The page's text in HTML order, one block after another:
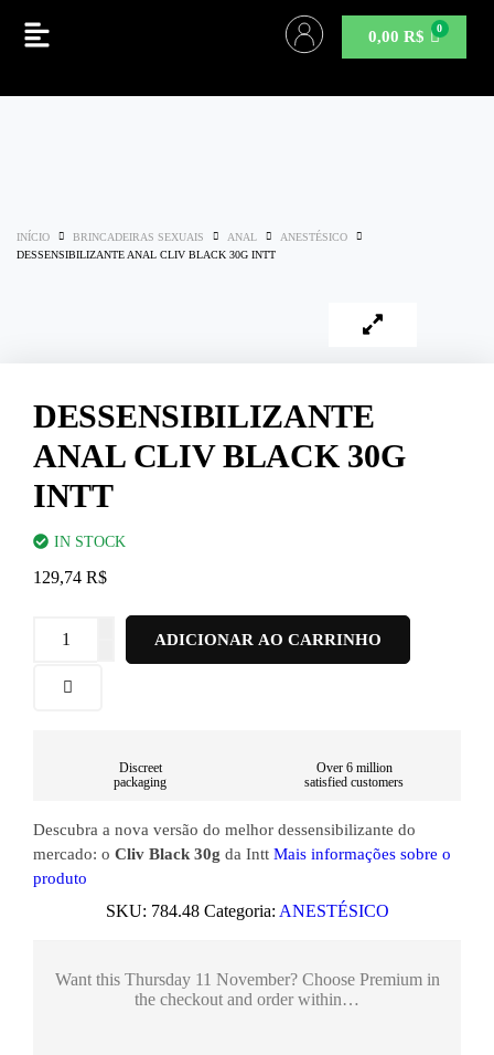
0,00R$
INÍCIO BRINCADEIRAS SEXUAIS ANAL
ANESTÉSICO
DESSENSIBILIZANTE ANAL CLIV BLACK 30G INTT
DESSENSIBILIZANTE
ANAL CLIV BLACK 30G
INTT
IN STOCK
129,74 R$
ADICIONAR AO CARRINHO
Discreet
packaging
Over 6 million
satisfied customers
Descubra a nova versão do melhor dessensibilizante do
mercado: o Cliv Black 30g da Intt Mais informações sobre o
produto
SKU: 784.48 Categoria: ANESTÉSICO
Want this Thursday 11 November? Choose Premiumin
the checkout and order within…